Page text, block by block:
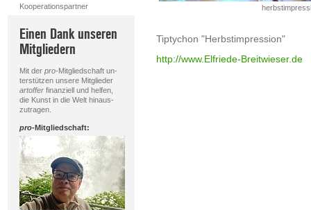
Kooperationspartner
Einen Dank unseren
Mitgliedern
Mit der pro-Mitgliedschaft un-
terstützen unsere Mitglieder
artofferfinanziell und helfen,
die Kunst in die Welt hinaus-
zutragen.
pro-Mitgliedschaft:
Tiptychon "Herbstimpression"
http://www.Elfriede-Breitwieser.de